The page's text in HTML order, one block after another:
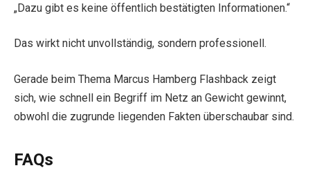
„Dazu gibt es keine öffentlich bestätigten Informationen.“
Das wirkt nicht unvollständig, sondern professionell.
Gerade beim Thema Marcus Hamberg Flashback zeigt
sich, wie schnell ein Begriff im Netz an Gewicht gewinnt,
obwohl die zugrunde liegenden Fakten überschaubar sind.
FAQs